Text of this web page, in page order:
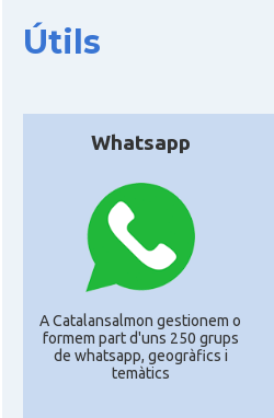
Útils
Whatsapp
A Catalansalmon gestionem o
formem part d'uns 250 grups
de whatsapp, geogràfics i
temàtics